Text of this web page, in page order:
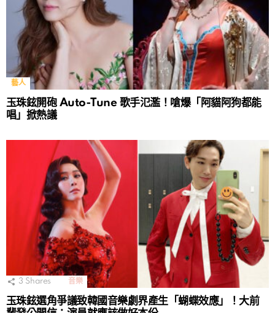
藝人
玉珠鉉開砲 Auto-Tune 歌手氾濫！嗆爆「阿貓阿狗都能
唱」掀熱議
3 Shares 音樂
玉珠鉉選角爭議致韓國音樂劇界產生「蝴蝶效應」！大前